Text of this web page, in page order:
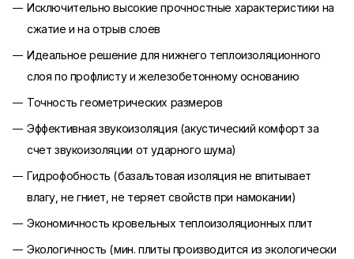
Исключительно высокие прочностные характеристики на
сжатие и на отрыв слоев
Идеальное решение для нижнего теплоизоляционного
слоя по профлисту и железобетонному основанию
Точность геометрических размеров
Эффективная звукоизоляция (акустический комфорт за
счет звукоизоляции от ударного шума)
Гидрофобность (базальтовая изоляция не впитывает
влагу, не гниет, не теряет свойств при намокании)
Экономичность кровельных теплоизоляционных плит
Экологичность (мин. плиты производится из экологически